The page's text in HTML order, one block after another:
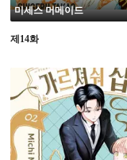
미세스 머메이드
제14화